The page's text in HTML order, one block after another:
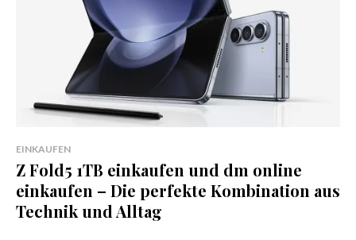
EINKAUFEN
Z Fold5 1TB einkaufen und dm online
einkaufen – Die perfekte Kombination aus
Technik und Alltag